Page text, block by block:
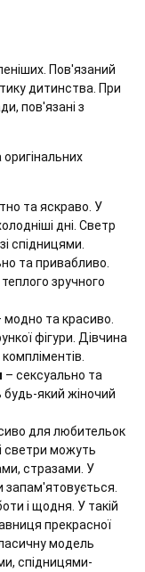
Пов'язаний
дитинства. При
пов'язані з
та яскраво. У
дні. Светр
спідницями.
та привабливо.
зручного
модно та красиво.
фігури. Дівчина
– сексуально та
який жіночий
для любительок
светри можуть
стразами. У
запам'ятовується.
і щодня. У такій
прекрасної
модель
спідницями-